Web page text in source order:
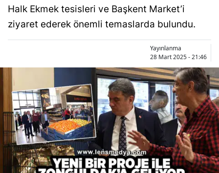
Halk Ekmek tesisleri ve Başkent Market’i
ziyaret ederek önemli temaslarda bulundu.
Yayınlanma
28 Mart 2025 - 21:46